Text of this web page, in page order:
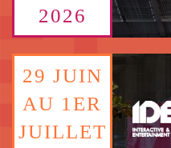
2026
TEXTE
DATE
29 JUIN
AU 1ER
JUILLET
Logo
de
fond